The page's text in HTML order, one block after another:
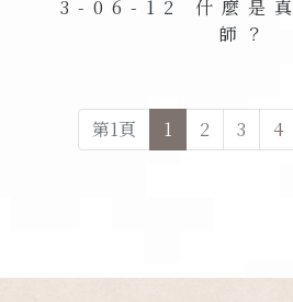
3-06-12 什麼是真
師？
第1頁 1 2 3 4